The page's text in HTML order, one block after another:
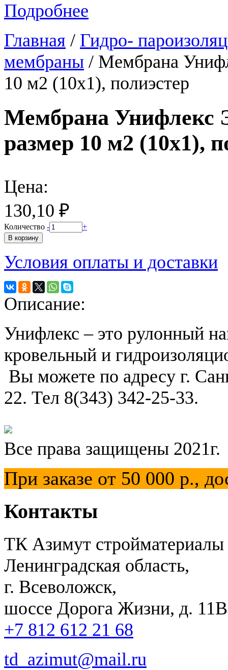
Подробнее
Главная / Гидро-
мембраны / Мембрана
10 м2 (10х1), полиэстер
Мембрана Унифлекс
размер 10 м2 (10х1),
Цена:
130,10 ₽
Количество - +
Условия оплаты и доставки
Описание:
Унифлекс – это рулонный
кровельный и
Вы можете по адресу г.
22. Тел 8(343) 342-25-33.
Все права защищены 2021г.
При заказе от 50 000 р.,
Контакты
ТК Азимут стройматериалы
Ленинградская область,
г. Всеволожск,
шоссе Дорога Жизни, д.
+7 812 612 21 68
td_azimut@mail.ru